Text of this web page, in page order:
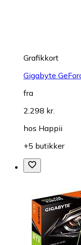
Grafikkort
Gigabyte
fra
2.298 kr.
hos Happii
+5 butikker